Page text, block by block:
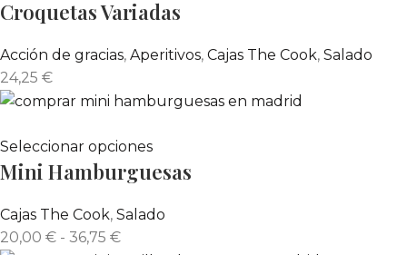
Croquetas Variadas
Acción de gracias, Aperitivos, Cajas The Cook, Salado
24,25 €
Seleccionar opciones
Mini Hamburguesas
Cajas The Cook, Salado
20,00 € - 36,75 €